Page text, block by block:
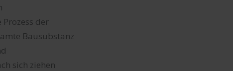
der
Bausubstanz
sich ziehen